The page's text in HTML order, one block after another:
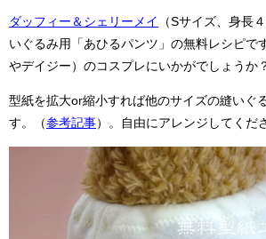
ダッフィー＆シェリーメイ
（Sサイズ、身長
いぐるみ用「あひるパンツ」の無料レシピで
やデイジー）のコスプレにいかがでしょうか
型紙を拡大or縮小すれば他のサイズの縫いぐ
す。（参考記事）。自由にアレンジしてくだ